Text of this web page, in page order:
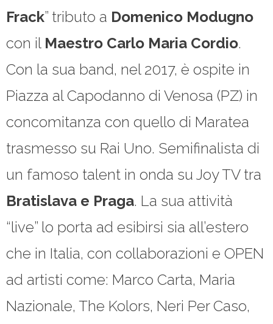
Frack” tributo a Domenico Modugno
con il Maestro Carlo Maria Cordio.
Con la sua band, nel 2017, è ospite in
Piazza al Capodanno di Venosa (PZ) in
concomitanza con quello di Maratea
trasmesso su Rai Uno. Semifinalista di
un famoso talent in onda su Joy TV tra
Bratislava e Praga. La sua attività
“live” lo porta ad esibirsi sia all’estero
che in Italia, con collaborazioni e OPEN
ad artisti come: Marco Carta, Maria
Nazionale, The Kolors, Neri Per Caso,